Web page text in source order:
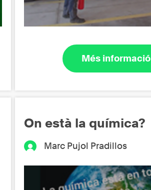
Més informació
On està la química?
Marc Pujol Pradillos